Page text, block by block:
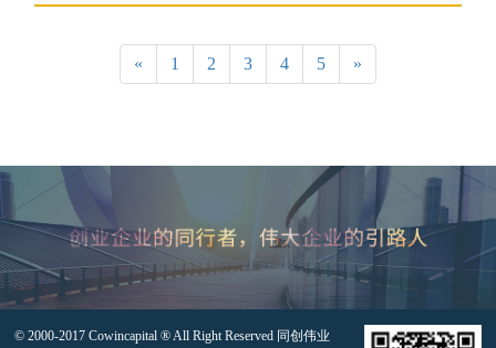
« 1 2 3 4 5 »
© 2000-2017 Cowincapital ® All Right Reserved 同创伟业